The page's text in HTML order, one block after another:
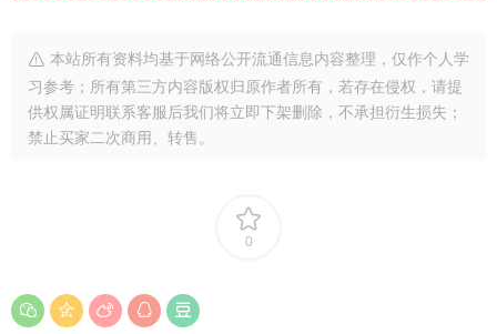
本站所有资料均基于网络公开流通信息内容整理，仅作个人学
习参考；所有第三方内容版权归原作者所有，若存在侵权，请提
供权属证明联系客服后我们将立即下架删除，不承担衍生损失；
禁止买家二次商用、转售。
0